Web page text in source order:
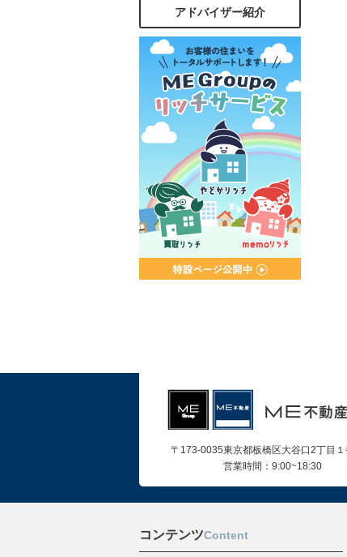
アドバイザー紹介
〒173-0035東京都板橋区大谷口2丁目
営業時間：9:00~18:30
コンテンツContent